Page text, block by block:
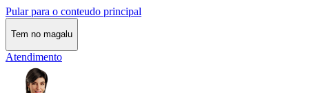
Pular para o conteudo principal
Tem no magalu
Atendimento